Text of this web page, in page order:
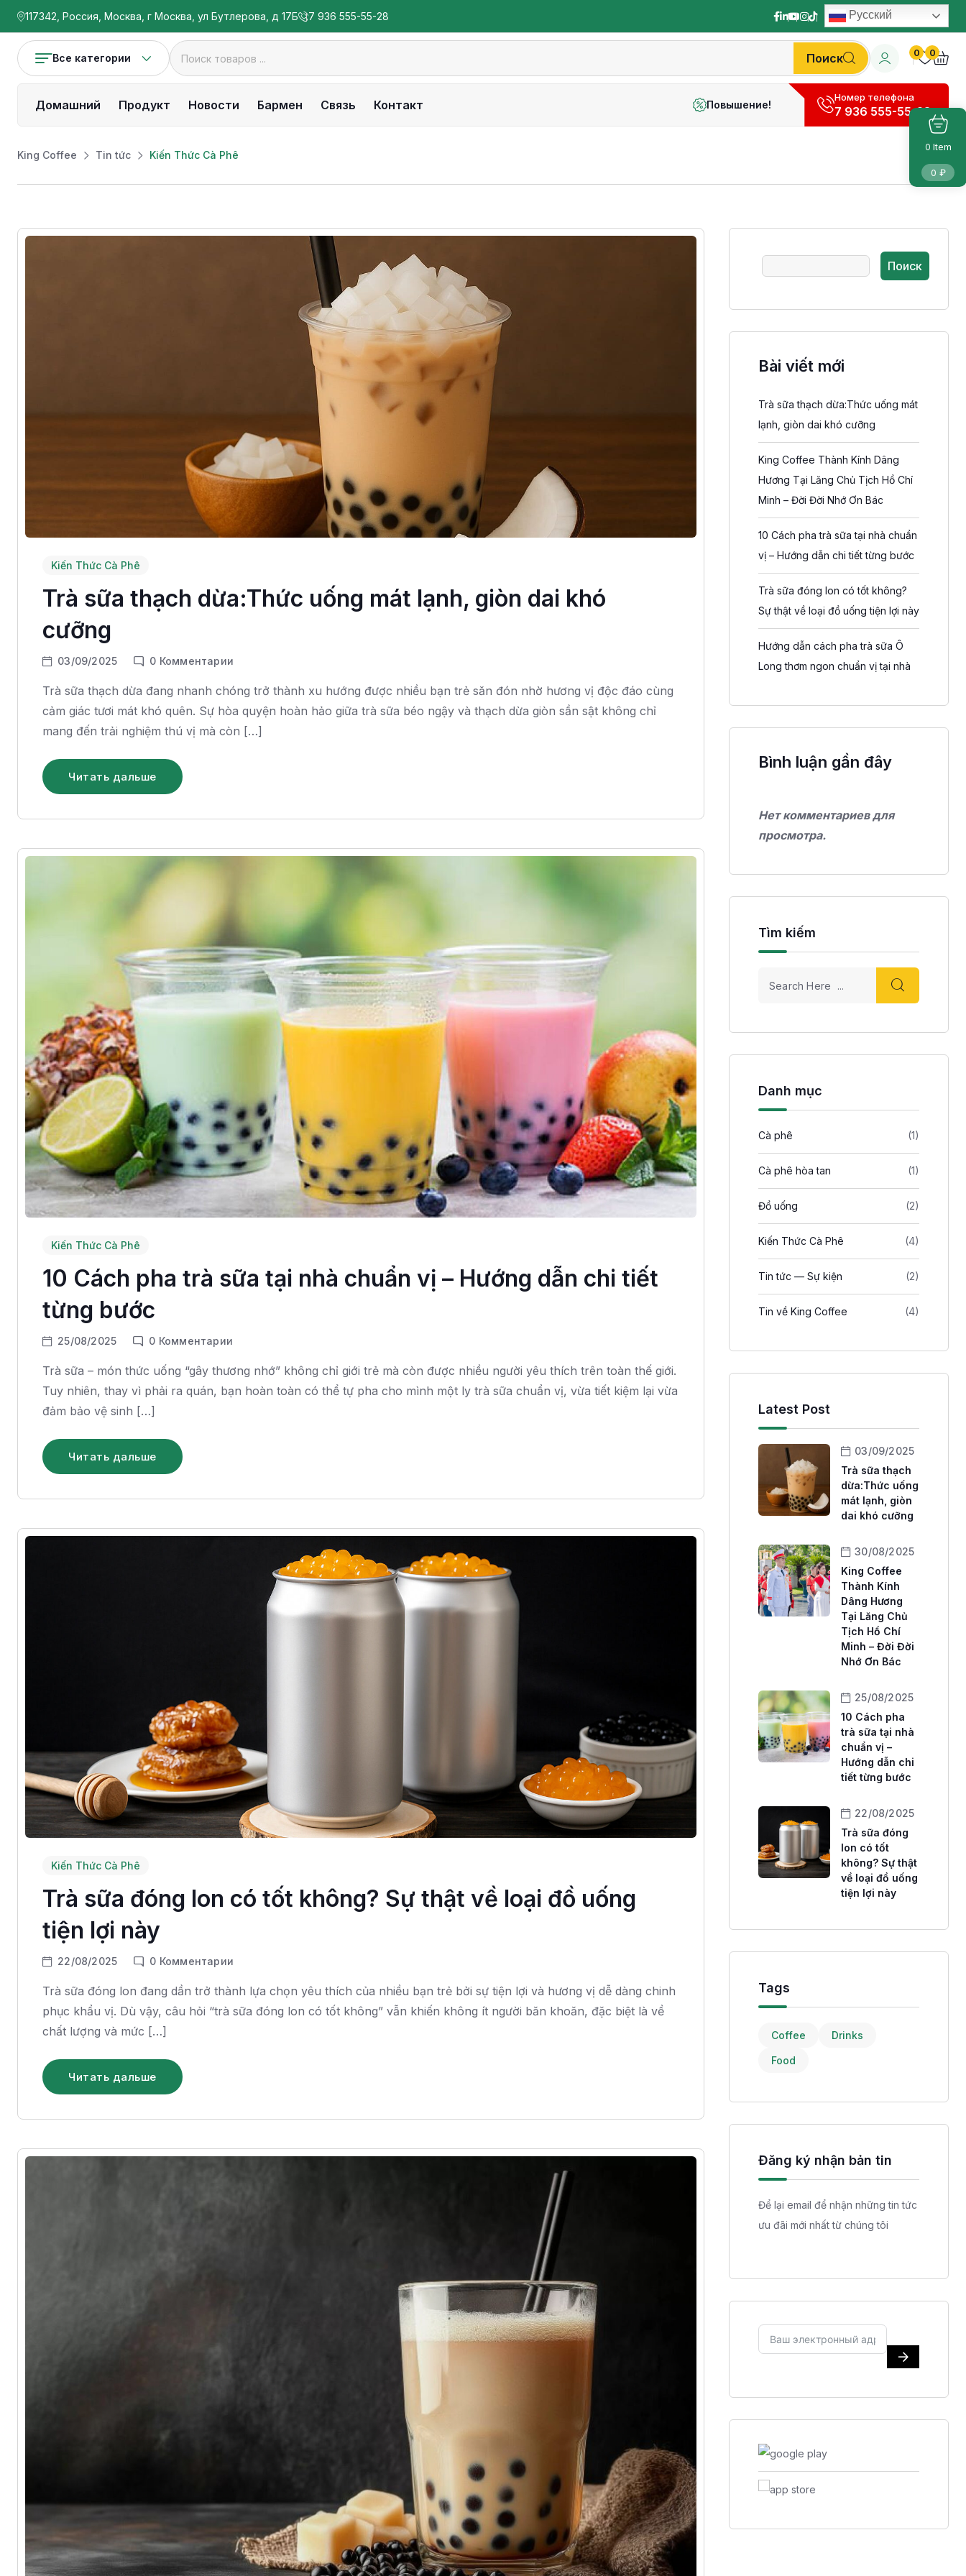
117342, Россия, Москва, г Москва, ул Бутлерова, д 17Б 7 936 555-55-28 Русский
Все категории Поиск 0 0
Домашний Продукт Новости Бармен Связь Контакт Повышение!
Номер телефона
7 936 555-55-28
King Coffee Tin tức Kiến Thức Cà Phê
Kiến Thức Cà Phê
Trà sữa thạch dừa:Thức uống mát lạnh, giòn dai khó
cưỡng
03/09/2025 0 Комментарии
Trà sữa thạch dừa đang nhanh chóng trở thành xu hướng được nhiều bạn trẻ săn đón nhờ hương vị độc đáo cùng
cảm giác tươi mát khó quên. Sự hòa quyện hoàn hảo giữa trà sữa béo ngậy và thạch dừa giòn sần sật không chỉ
mang đến trải nghiệm thú vị mà còn […]
Читать дальше
Kiến Thức Cà Phê
10 Cách pha trà sữa tại nhà chuẩn vị – Hướng dẫn chi tiết
từng bước
25/08/2025 0 Комментарии
Trà sữa – món thức uống “gây thương nhớ” không chỉ giới trẻ mà còn được nhiều người yêu thích trên toàn thế giới.
Tuy nhiên, thay vì phải ra quán, bạn hoàn toàn có thể tự pha cho mình một ly trà sữa chuẩn vị, vừa tiết kiệm lại vừa
đảm bảo vệ sinh […]
Читать дальше
Kiến Thức Cà Phê
Trà sữa đóng lon có tốt không? Sự thật về loại đồ uống
tiện lợi này
22/08/2025 0 Комментарии
Trà sữa đóng lon đang dần trở thành lựa chọn yêu thích của nhiều bạn trẻ bởi sự tiện lợi và hương vị dễ dàng chinh
phục khẩu vị. Dù vậy, câu hỏi “trà sữa đóng lon có tốt không” vẫn khiến không ít người băn khoăn, đặc biệt là về
chất lượng và mức […]
Читать дальше
Поиск
Bài viết mới
Trà sữa thạch dừa:Thức uống mát
lạnh, giòn dai khó cưỡng
King Coffee Thành Kính Dâng
Hương Tại Lăng Chủ Tịch Hồ Chí
Minh – Đời Đời Nhớ Ơn Bác
10 Cách pha trà sữa tại nhà chuẩn
vị – Hướng dẫn chi tiết từng bước
Trà sữa đóng lon có tốt không?
Sự thật về loại đồ uống tiện lợi này
Hướng dẫn cách pha trà sữa Ô
Long thơm ngon chuẩn vị tại nhà
Bình luận gần đây
Нет комментариев для
просмотра.
Tìm kiếm
Danh mục
Cà phê (1)
Cà phê hòa tan (1)
Đồ uống (2)
Kiến Thức Cà Phê (4)
Tin tức — Sự kiện (2)
Tin về King Coffee (4)
Latest Post
03/09/2025
Trà sữa thạch
dừa:Thức uống
mát lạnh, giòn
dai khó cưỡng
30/08/2025
King Coffee
Thành Kính
Dâng Hương
Tại Lăng Chủ
Tịch Hồ Chí
Minh – Đời Đời
Nhớ Ơn Bác
25/08/2025
10 Cách pha
trà sữa tại nhà
chuẩn vị –
Hướng dẫn chi
tiết từng bước
22/08/2025
Trà sữa đóng
lon có tốt
không? Sự thật
về loại đồ uống
tiện lợi này
Tags
Coffee Drinks
Food
Đăng ký nhận bản tin
Để lại email để nhận những tin tức
ưu đãi mới nhất từ chúng tôi
0 Item
0 ₽